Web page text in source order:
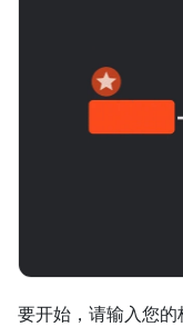
要开始，请输入您的